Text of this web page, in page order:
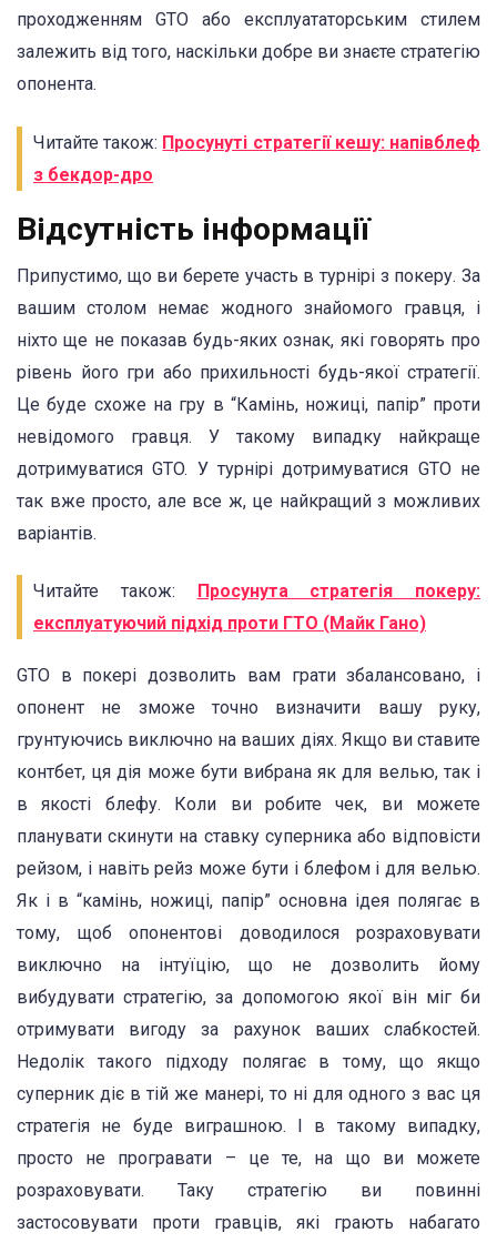
проходженням GTO або експлуататорським стилем
залежить від того, наскільки добре ви знаєте стратегію
опонента.
Читайте також: Просунуті стратегії кешу: напівблеф
з бекдор-дро
Відсутність інформації
Припустимо, що ви берете участь в турнірі з покеру. За
вашим столом немає жодного знайомого гравця, і
ніхто ще не показав будь-яких ознак, які говорять про
рівень його гри або прихильності будь-якої стратегії.
Це буде схоже на гру в “Камінь, ножиці, папір” проти
невідомого гравця. У такому випадку найкраще
дотримуватися GTO. У турнірі дотримуватися GTO не
так вже просто, але все ж, це найкращий з можливих
варіантів.
Читайте також: Просунута стратегія покеру:
експлуатуючий підхід проти ГТО (Майк Гано)
GTO в покері дозволить вам грати збалансовано, і
опонент не зможе точно визначити вашу руку,
грунтуючись виключно на ваших діях. Якщо ви ставите
контбет, ця дія може бути вибрана як для велью, так і
в якості блефу. Коли ви робите чек, ви можете
планувати скинути на ставку суперника або відповісти
рейзом, і навіть рейз може бути і блефом і для велью.
Як і в “камінь, ножиці, папір” основна ідея полягає в
тому, щоб опонентові доводилося розраховувати
виключно на інтуїцію, що не дозволить йому
вибудувати стратегію, за допомогою якої він міг би
отримувати вигоду за рахунок ваших слабкостей.
Недолік такого підходу полягає в тому, що якщо
суперник діє в тій же манері, то ні для одного з вас ця
стратегія не буде виграшною. І в такому випадку,
просто не програвати – це те, на що ви можете
розраховувати. Таку стратегію ви повинні
застосовувати проти гравців, які грають набагато